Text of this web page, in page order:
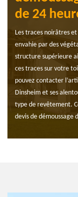
de 24
Les traces noirâtres
envahie par des
structure supérieure
ces traces sur votre
pouvez contacter
Dinsheim et ses
type de revêtement.
devis de démoussage